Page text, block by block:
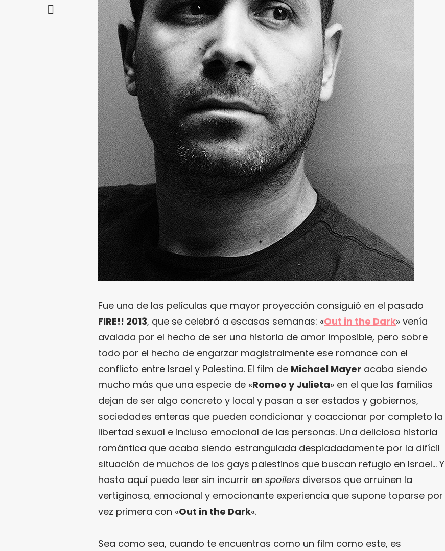
Fue una de las películas que mayor proyección consiguió en el pasado
FIRE!! 2013, que se celebró a escasas semanas: «Out in the Dark» venía
avalada por el hecho de ser una historia de amor imposible, pero sobre
todo por el hecho de engarzar magistralmente ese romance con el
conflicto entre Israel y Palestina. El film de Michael Mayer acaba siendo
mucho más que una especie de «Romeo y Julieta» en el que las familias
dejan de ser algo concreto y local y pasan a ser estados y gobiernos,
sociedades enteras que pueden condicionar y coaccionar por completo la
libertad sexual e incluso emocional de las personas. Una deliciosa historia
romántica que acaba siendo estrangulada despiadadamente por la difícil
situación de muchos de los gays palestinos que buscan refugio en Israel… Y
hasta aquí puedo leer sin incurrir en spoilers diversos que arruinen la
vertiginosa, emocional y emocionante experiencia que supone toparse por
vez primera con «Out in the Dark«.
Sea como sea, cuando te encuentras como un film como este, es